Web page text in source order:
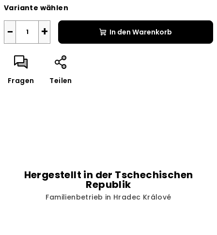
Variante wählen
+
− In den Warenkorb
Fragen Teilen
Hergestellt in der Tschechischen
Republik
Familienbetrieb in Hradec Králové